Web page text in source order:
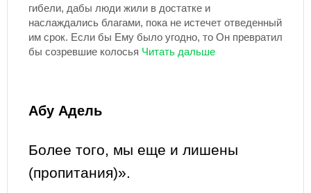
гибели, дабы люди жили в достатке и
наслаждались благами, пока не истечет отведенный
им срок. Если бы Ему было угодно, то Он превратил
бы созревшие колосья
Абу Адель
Более того, мы еще и лишены
(пропитания)».